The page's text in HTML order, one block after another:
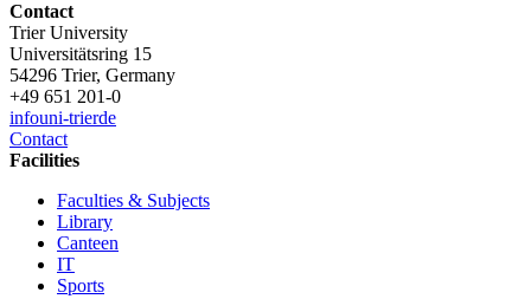
Contact
Trier University
Universitätsring 15
54296 Trier, Germany
+49 651 201-0
infouni-trierde
Contact
Facilities
Faculties & Subjects
Library
Canteen
IT
Sports